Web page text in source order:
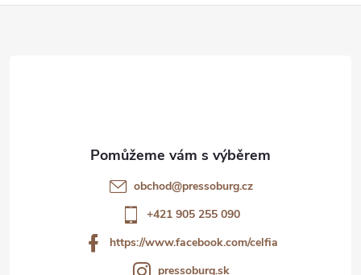
obchod@pressoburg.cz
+421 905 255 090
https://www.facebook.com/celfia
pressoburg.sk